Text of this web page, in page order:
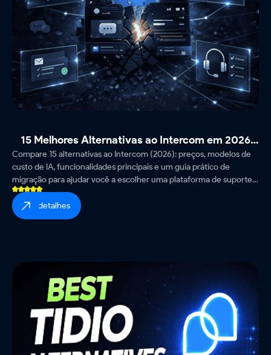
15 Melhores Alternativas ao Intercom em 2026
(Testadas e Comparadas)
Compare 15 alternativas ao Intercom (2026): preços, modelos de
custo de IA, funcionalidades principais e um guia prático de
migração para ajudar você a escolher uma plataforma de suporte
previsível e econômica.
ver detalhes